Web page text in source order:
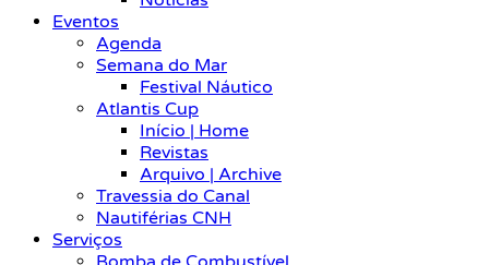
Eventos
Agenda
Semana do Mar
Festival Náutico
Atlantis Cup
Início | Home
Revistas
Arquivo | Archive
Travessia do Canal
Nautiférias CNH
Serviços